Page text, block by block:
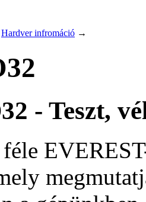
Hardver infromáció →
- Teszt,